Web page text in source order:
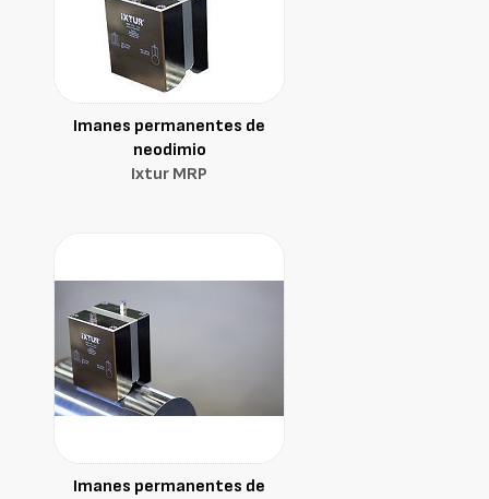
Imanes permanentes de
neodimio
Ixtur MRP
Imanes permanentes de